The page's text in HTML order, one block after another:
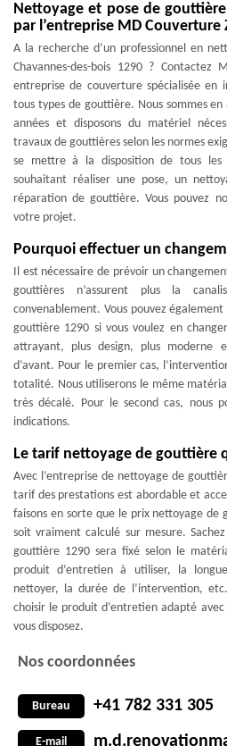
Nettoyage et pose de
par l’entreprise MD Couverture
A la recherche d’un professionnel en
Chavannes-des-bois 1290 ? Contactez
entreprise de couverture spécialisée
tous types de gouttière. Nous sommes
années et disposons du matériel
travaux de gouttières selon les normes
se mettre à la disposition de tous les
souhaitant réaliser une pose, un
réparation de gouttière. Vous pouvez
votre projet.
Pourquoi effectuer un
Il est nécessaire de prévoir un
gouttières n’assurent plus la
convenablement. Vous pouvez
gouttière 1290 si vous voulez en
attrayant, plus design, plus moderne
d’avant. Pour le premier cas,
totalité. Nous utiliserons le même
très décalé. Pour le second cas, nous
indications.
Le tarif nettoyage de gouttière
Avec l’entreprise de nettoyage de
tarif des prestations est abordable et
faisons en sorte que le prix nettoyage de
soit vraiment calculé sur mesure.
gouttière 1290 sera fixé selon le
produit d’entretien à utiliser, la
nettoyer, la durée de l’intervention, etc.
choisir le produit d’entretien adapté
vous disposez.
Nos coordonnées
Bureau +41 782 331 305
E-mail